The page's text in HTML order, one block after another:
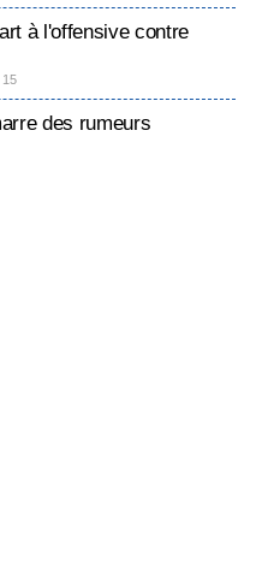
à l'offensive contre
15
des rumeurs